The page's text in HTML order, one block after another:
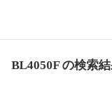
BL4050F の検索